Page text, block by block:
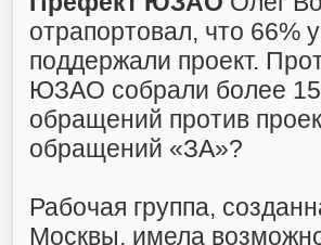
отрапортовал, что 66%
поддержали проект.
ЮЗАО собрали более
обращений против
обращений «ЗА»?
Рабочая группа,
Москвы, имела